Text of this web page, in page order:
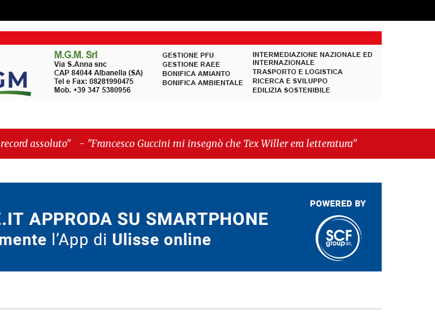
-"Francesco Guccini mi insegnò che Tex Willer era letteratura"